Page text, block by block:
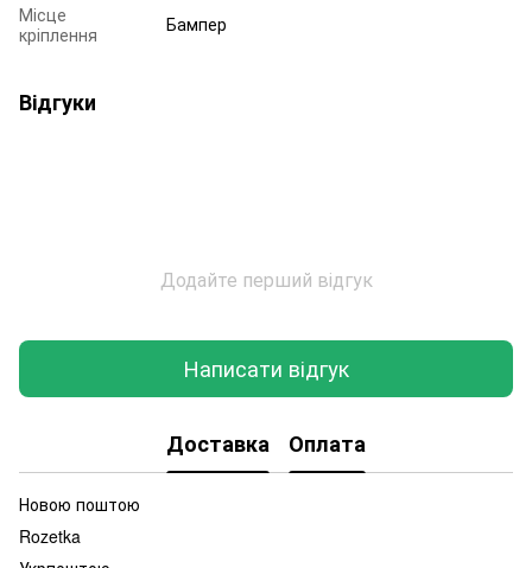
Місце
кріплення
Бампер
Відгуки
Додайте перший відгук
Написати відгук
Доставка Оплата
Новою поштою
Rozetka